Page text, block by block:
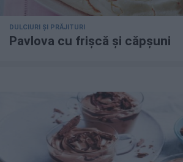
DULCIURI ȘI PRĂJITURI
Pavlova cu frișcă și căpșuni